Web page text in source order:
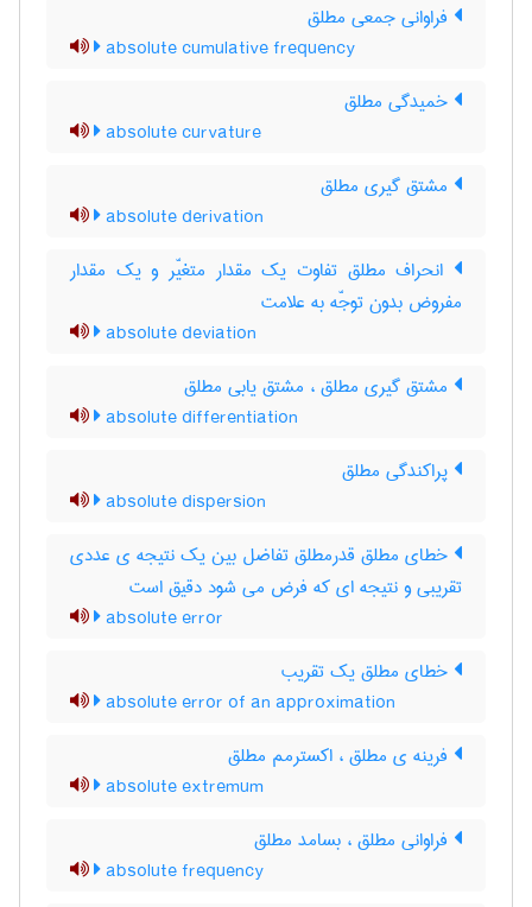
فراوانی جمعی مطلق
absolute cumulative frequency
خمیدگی مطلق
absolute curvature
مشتق گیری مطلق
absolute derivation
انحراف مطلق تفاوت یک مقدار متغیّر و یک مقدار
مفروض بدون توجّه به علامت
absolute deviation
مشتق گیری مطلق ، مشتق یابی مطلق
absolute differentiation
پراکندگی مطلق
absolute dispersion
خطای مطلق قدرمطلق تفاضل بین یک نتیجه ی عددی
تقریبی و نتیجه ای که فرض می شود دقیق است
absolute error
خطای مطلق یک تقریب
absolute error of an approximation
فرینه ی مطلق ، اکسترمم مطلق
absolute extremum
فراوانی مطلق ، بسامد مطلق
absolute frequency